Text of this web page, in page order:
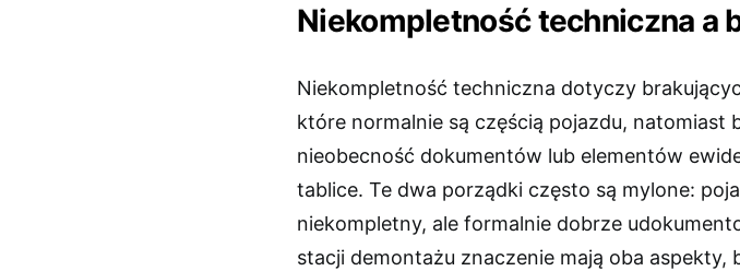
Niekompletność techniczna a
Niekompletność techniczna dotyczy
które normalnie są częścią pojazdu, natomiast
nieobecność dokumentów lub elementów
tablice. Te dwa porządki często są mylone:
niekompletny, ale formalnie dobrze
stacji demontażu znaczenie mają oba aspekty,